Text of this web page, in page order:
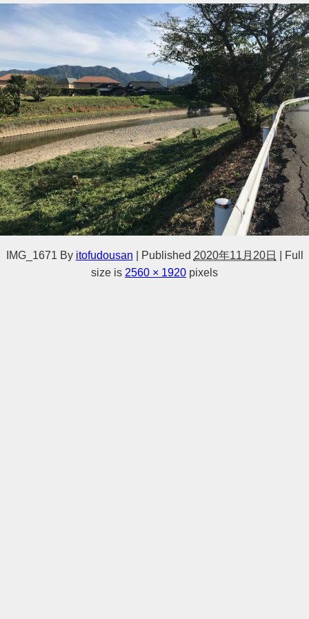
IMG_1671 By itofudousan Published 2020年11月20日
Full
size is 2560 × 1920 pixels